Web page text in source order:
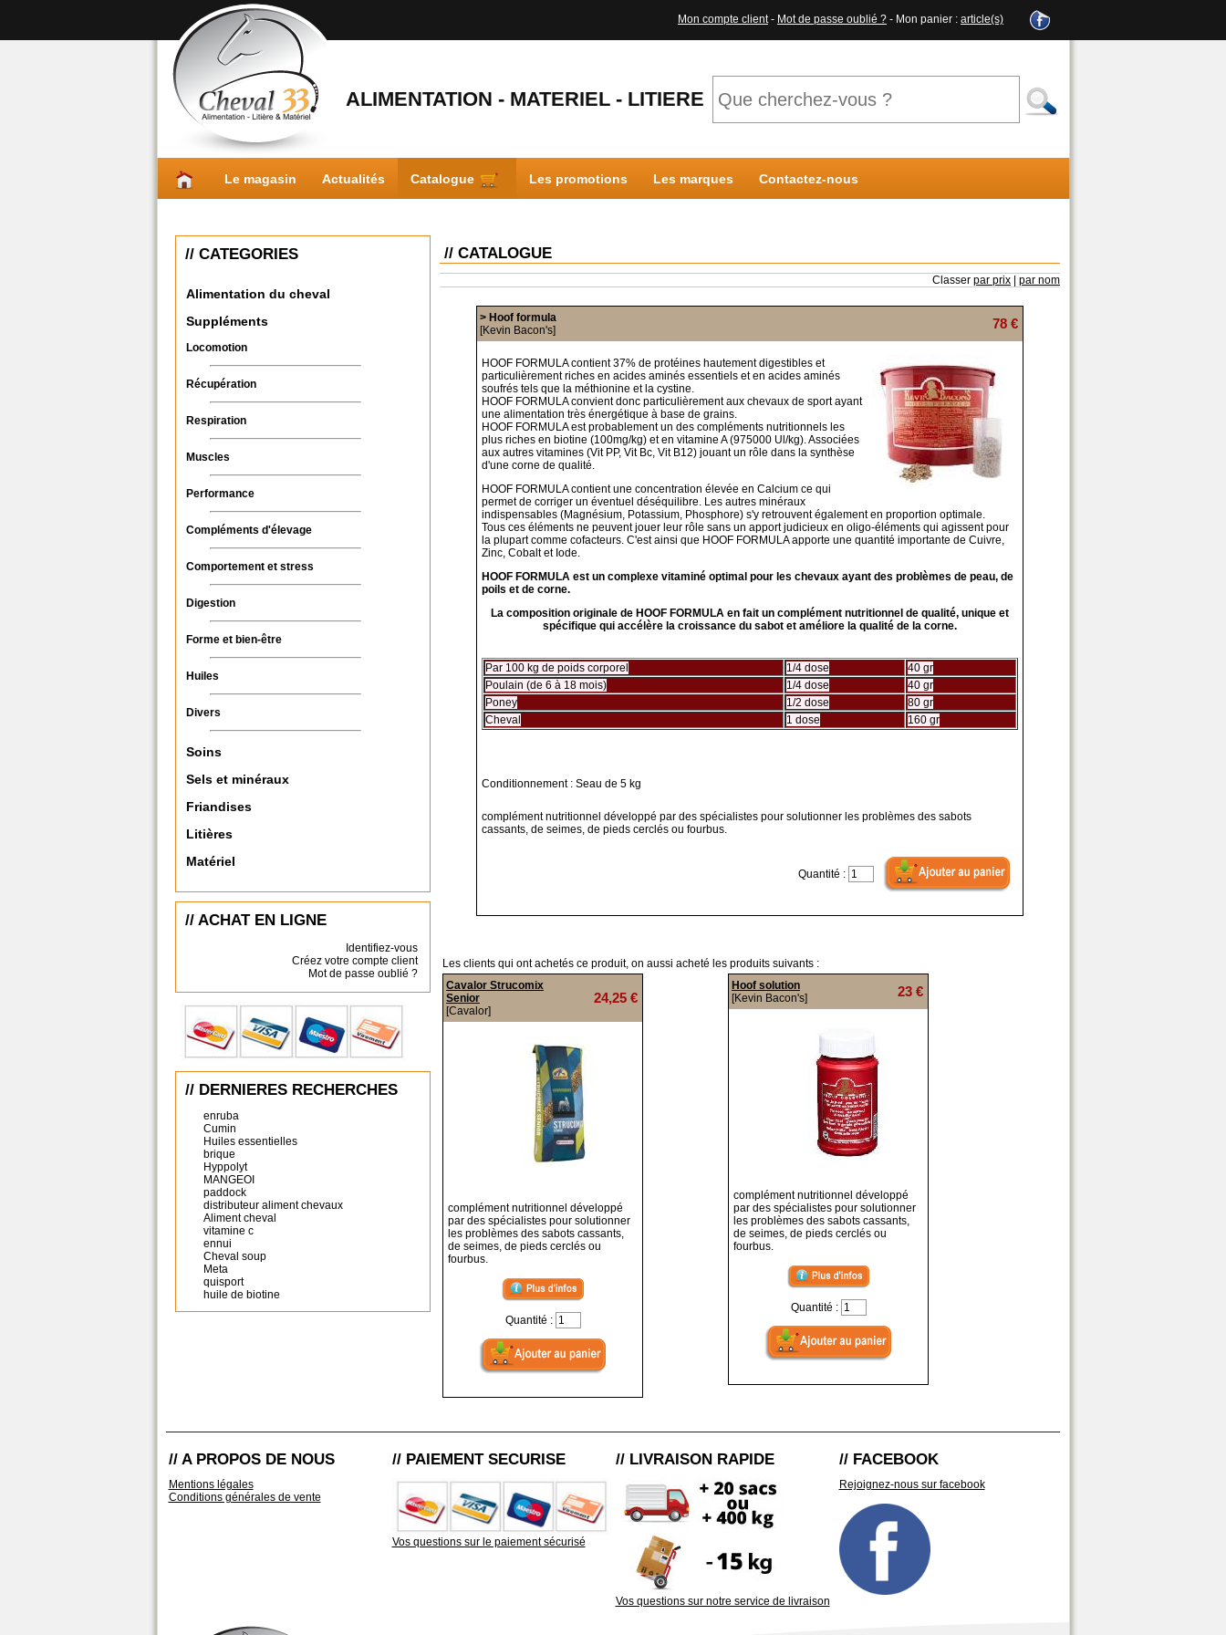
Mon compte client- Mot de passe oublié ? - Mon panier : article(s)
ALIMENTATION - MATERIEL - LITIERE
Le magasin Actualités Catalogue Les promotions Les marques Contactez-nous
// CATEGORIES
Alimentation du cheval
Suppléments
Locomotion
Récupération
Respiration
Muscles
Performance
Compléments d'élevage
Comportement et stress
Digestion
Forme et bien-être
Huiles
Divers
Soins
Sels et minéraux
Friandises
Litières
Matériel
// ACHAT EN LIGNE
Identifiez-vous
Créez votre compte client
Mot de passe oublié ?
// DERNIERES RECHERCHES
enruba
Cumin
Huiles essentielles
brique
Hyppolyt
MANGEOI
paddock
distributeur aliment chevaux
Aliment cheval
vitamine c
ennui
Cheval soup
Meta
quisport
huile de biotine
// CATALOGUE
Classer par prix par nom
> Hoof formula
[Kevin Bacon's]
78 €
HOOF FORMULAcontient 37% de protéines hautement digestibles et
particulièrement riches en acides aminés essentiels et en acides aminés
soufrés tels que la méthionine et la cystine.
HOOF FORMULAconvient donc particulièrement aux chevaux de sport ayant
une alimentation très énergétique à base de grains.
HOOF FORMULAest probablement un des compléments nutritionnels les
plus riches en biotine (100mg/kg) et en vitamine A (975000 Ul/kg). Associées
aux autres vitamines (Vit PP, Vit Bc, Vit B12) jouant un rôle dans la synthèse
d'une corne de qualité.
HOOF FORMULAcontient une concentration élevée en Calcium ce qui
permet de corriger un éventuel déséquilibre. Les autres minéraux
indispensables (Magnésium, Potassium, Phosphore) s'y retrouvent également en proportion optimale.
Tous ces éléments ne peuvent jouer leur rôle sans un apport judicieux en oligo-éléments qui agissent pour
la plupart comme cofacteurs. C'est ainsi que HOOF FORMULAapporte une quantité importante de Cuivre,
Zinc, Cobalt et Iode.
HOOF FORMULA est un complexe vitaminé optimal pour les chevaux ayant des problèmes de peau, de
poils et de corne.
La composition originale de HOOF FORMULA en fait un complément nutritionnel de qualité, unique et
spécifique qui accélère la croissance du sabot et améliore la qualité de la corne.
Par 100 kg de poids corporel 1/4 dose
40 gr
Poulain (de 6 à 18 mois)
1/4 dose
40 gr
Poney
1/2 dose
80 gr
Cheval
1 dose 160 gr
Conditionnement : Seau de 5 kg
complément nutritionnel développé par des spécialistes pour solutionner les problèmes des sabots
cassants, de seimes, de pieds cerclés ou fourbus.
Quantité :
Les clients qui ont achetés ce produit, on aussi acheté les produits suivants :
Cavalor Strucomix
Senior
[Cavalor]
24,25 €
complément nutritionnel développé
par des spécialistes pour solutionner
les problèmes des sabots cassants,
de seimes, de pieds cerclés ou
fourbus.
Quantité :
Hoof solution
[Kevin Bacon's]
23 €
complément nutritionnel développé
par des spécialistes pour solutionner
les problèmes des sabots cassants,
de seimes, de pieds cerclés ou
fourbus.
Quantité :
// A PROPOS DE NOUS
Mentions légales
Conditions générales de vente
// PAIEMENT SECURISE
Vos questions sur le paiement sécurisé
// LIVRAISON RAPIDE
Vos questions sur notre service de livraison
// FACEBOOK
Rejoignez-nous sur facebook